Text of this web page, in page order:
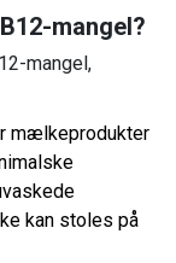
mangel?
mangel,
mælkeprodukter
kan stoles på